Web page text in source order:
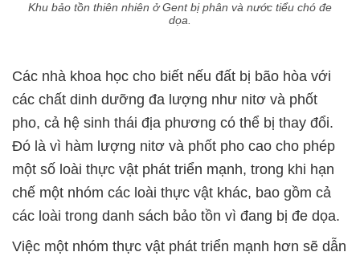
Khu bảo tồn thiên nhiên ở Gent bị phân và nước tiểu chó đe
dọa.
Các nhà khoa học cho biết nếu đất bị bão hòa với
các chất dinh dưỡng đa lượng như nitơ và phốt
pho, cả hệ sinh thái địa phương có thể bị thay đổi.
Đó là vì hàm lượng nitơ và phốt pho cao cho phép
một số loài thực vật phát triển mạnh, trong khi hạn
chế một nhóm các loài thực vật khác, bao gồm cả
các loài trong danh sách bảo tồn vì đang bị đe dọa.
Việc một nhóm thực vật phát triển mạnh hơn sẽ dẫn